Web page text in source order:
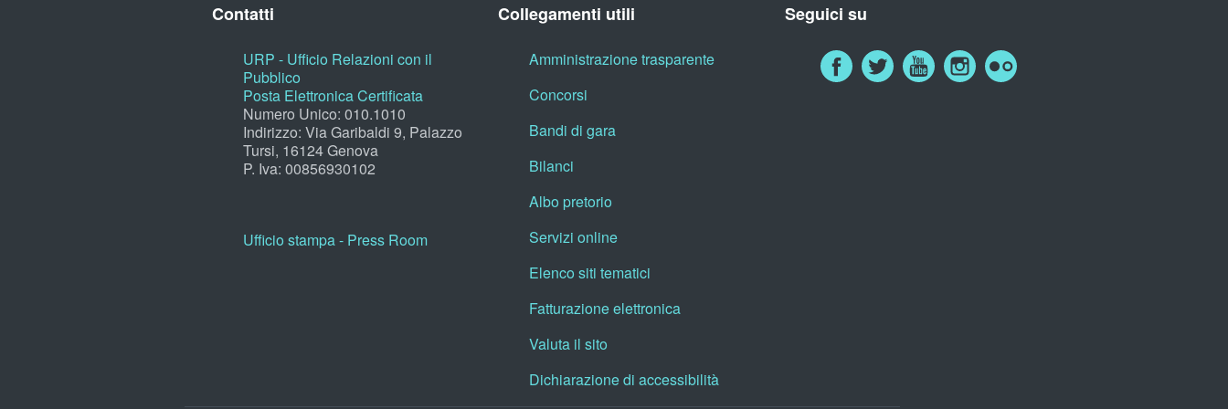
Contatti
URP - Ufficio Relazioni con il
Pubblico
Posta Elettronica Certificata
Numero Unico: 010.1010
Indirizzo: Via Garibaldi 9, Palazzo
Tursi, 16124 Genova
P. Iva: 00856930102
Ufficio stampa - Press Room
Collegamenti utili
Amministrazione trasparente
Concorsi
Bandi di gara
Bilanci
Albo pretorio
Servizi online
Elenco siti tematici
Fatturazione elettronica
Valuta il sito
Dichiarazione di accessibilità
Seguici su